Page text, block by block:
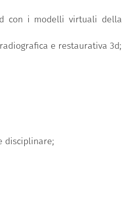
con i modelli virtuali della
e restaurativa 3d;
disciplinare;